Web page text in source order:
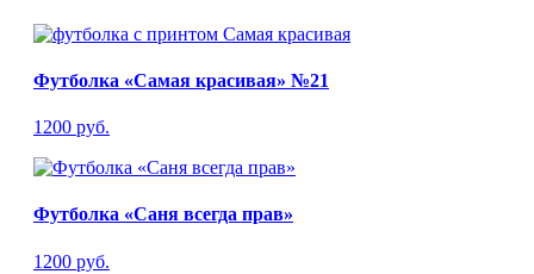
Футболка «Самая красивая» №21
1200 руб.
Футболка «Саня всегда прав»
1200 руб.